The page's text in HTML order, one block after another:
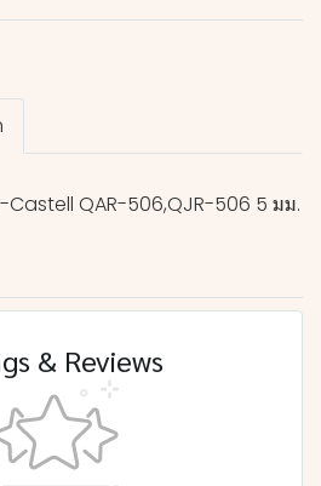
QAR-506,QJR-506 5 มม.
& Reviews